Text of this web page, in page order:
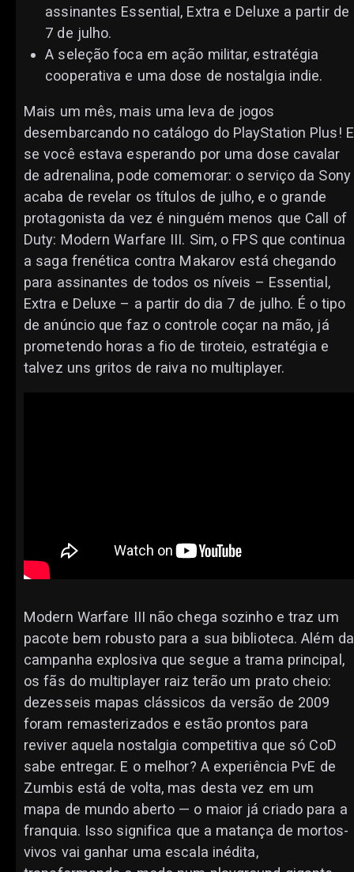
assinantes Essential, Extra e Deluxe a partir de
7 de julho.
A seleção foca em ação militar, estratégia
cooperativa e uma dose de nostalgia indie.
Mais um mês, mais uma leva de jogos
desembarcando no catálogo do PlayStation Plus! E
se você estava esperando por uma dose cavalar
de adrenalina, pode comemorar: o serviço da Sony
acaba de revelar os títulos de julho, e o grande
protagonista da vez é ninguém menos que Call of
Duty: Modern Warfare III. Sim, o FPS que continua
a saga frenética contra Makarov está chegando
para assinantes de todos os níveis – Essential,
Extra e Deluxe – a partir do dia 7 de julho. É o tipo
de anúncio que faz o controle coçar na mão, já
prometendo horas a fio de tiroteio, estratégia e
talvez uns gritos de raiva no multiplayer.
Modern Warfare III não chega sozinho e traz um
pacote bem robusto para a sua biblioteca. Além da
campanha explosiva que segue a trama principal,
os fãs do multiplayer raiz terão um prato cheio:
dezesseis mapas clássicos da versão de 2009
foram remasterizados e estão prontos para
reviver aquela nostalgia competitiva que só CoD
sabe entregar. E o melhor? A experiência PvE de
Zumbis está de volta, mas desta vez em um
mapa de mundo aberto — o maior já criado para a
franquia. Isso significa que a matança de mortos-
vivos vai ganhar uma escala inédita,